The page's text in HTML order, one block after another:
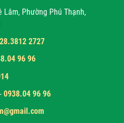
Phường Phú Thạnh,
2727
96 96
- 0938.04 96 96